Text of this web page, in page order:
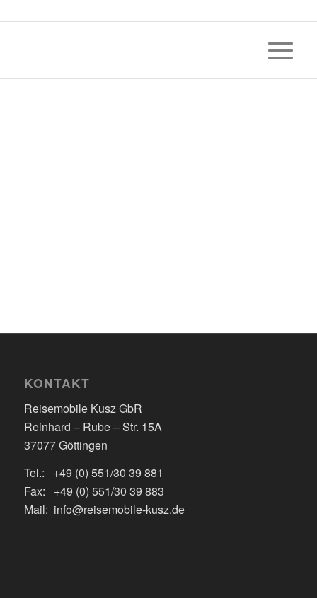
KONTAKT
Reisemobile Kusz GbR
Reinhard – Rube – Str. 15A
37077 Göttingen
Tel.: +49 (0) 551/30 39 881
Fax: +49 (0) 551/30 39 883
Mail: info@reisemobile-kusz.de